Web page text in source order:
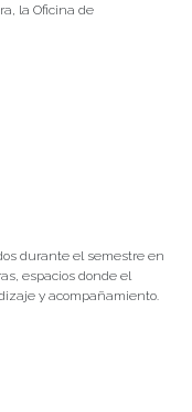
la Oficina de
durante el semestre en
espacios donde el
y acompañamiento.